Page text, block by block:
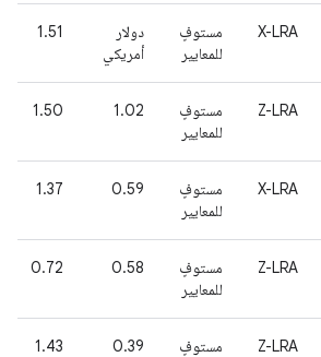
X-LRA
مستوفٍ
للمعايير
دولار
أمريكي
1.51
Z-LRA
مستوفٍ
للمعايير
1.02
1.50
X-LRA
مستوفٍ
للمعايير
0.59
1.37
Z-LRA
مستوفٍ
للمعايير
0.58
0.72
Z-LRA
مستوفٍ
0.39
1.43